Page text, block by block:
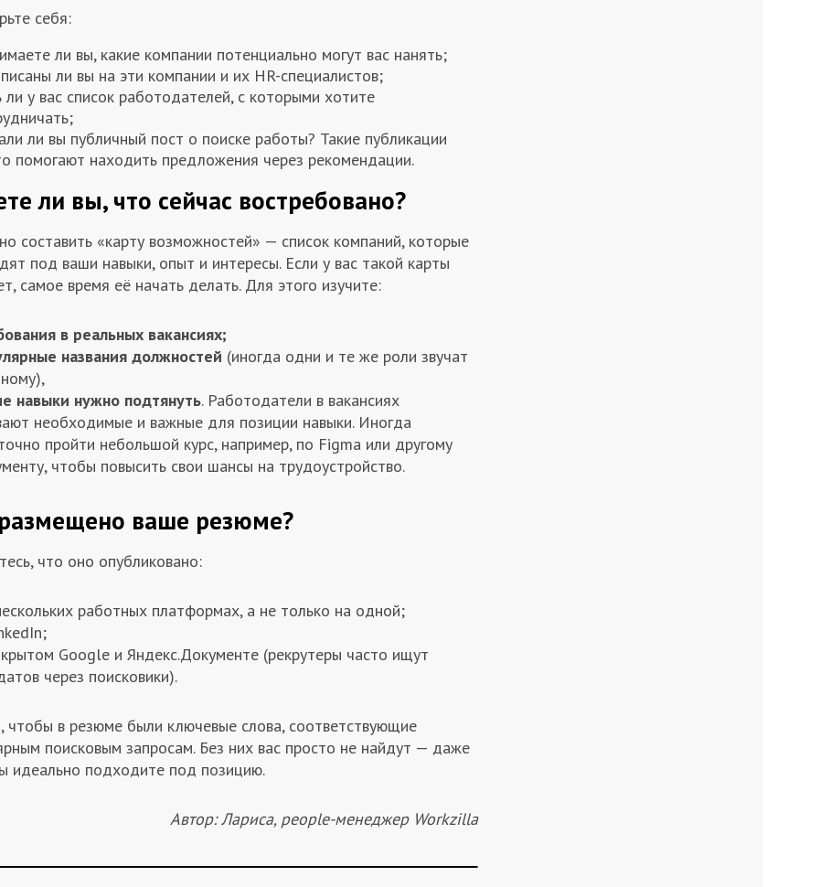
себя:
ли вы, какие компании потенциально могут вас нанять;
ли вы на эти компании и их HR-специалистов;
ли у вас список работодателей, с которыми хотите
ли вы публичный пост о поиске работы? Такие публикации
помогают находить предложения через рекомендации.
ли вы, что сейчас востребовано?
составить «карту возможностей» — список компаний, которые
под ваши навыки, опыт и интересы. Если у вас такой карты
самое время её начать делать. Для этого изучите:
в реальных вакансиях;
названия должностей (иногда одни и те же роли звучат
навыки нужно подтянуть. Работодатели в вакансиях
необходимые и важные для позиции навыки. Иногда
пройти небольшой курс, например, по Figma или другому
чтобы повысить свои шансы на трудоустройство.
ваше резюме?
что оно опубликовано:
работных платформах, а не только на одной;
Google и Яндекс.Документе (рекрутеры часто ищут
через поисковики).
чтобы в резюме были ключевые слова, соответствующие
поисковым запросам. Без них вас просто не найдут — даже
идеально подходите под позицию.
Автор: Лариса, people-менеджер Workzilla